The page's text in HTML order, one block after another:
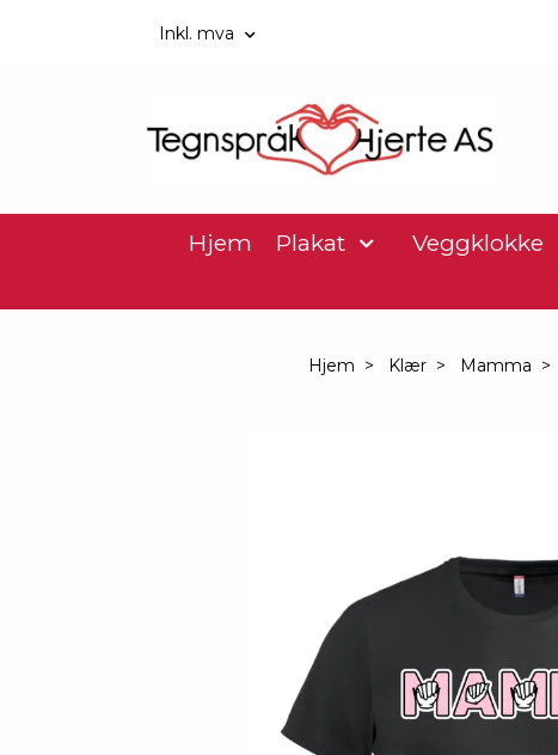
Inkl. mva
Hjem Plakat Veggklokke
Hjem Klær Mamma